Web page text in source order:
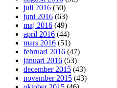
juli 2016 (50)
juni 2016 (63)
maj 2016 (49)
april 2016 (44)
mars 2016 (51)
februari 2016 (47)
januari 2016 (53)
december 2015 (43)
november 2015 (43)